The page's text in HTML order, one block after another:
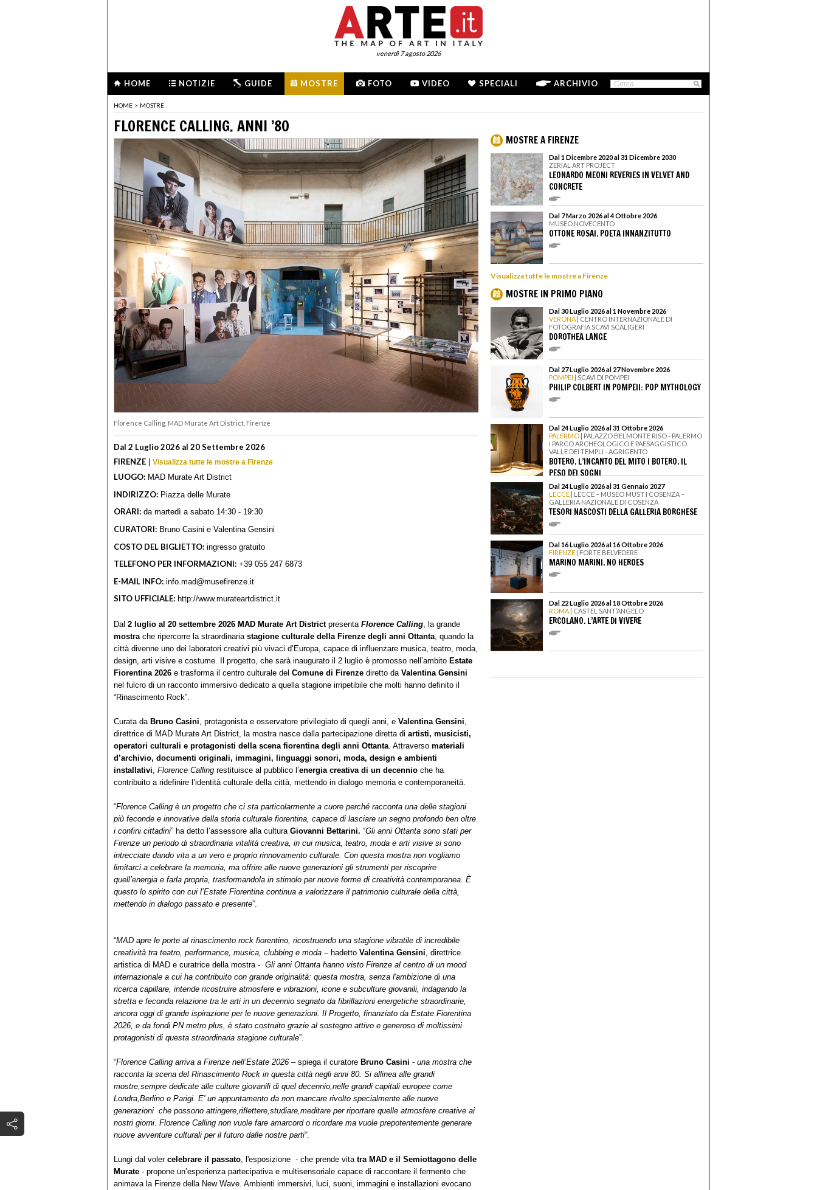
venerdì 7 agosto 2026
HOME NOTIZIE GUIDE MOSTRE FOTO VIDEO SPECIALI ARCHIVIO
HOME > MOSTRE
FLORENCE CALLING. ANNI ’80
Florence Calling, MAD Murate Art District, Firenze
Dal 2 Luglio 2026 al 20 Settembre 2026
FIRENZE | Visualizza tutte le mostre a Firenze
LUOGO: MAD Murate Art District
INDIRIZZO: Piazza delle Murate
ORARI: da martedì a sabato 14:30 - 19:30
CURATORI: Bruno Casini e Valentina Gensini
COSTO DEL BIGLIETTO: ingresso gratuito
TELEFONO PER INFORMAZIONI: +39 055 247 6873
E-MAIL INFO: info.mad@musefirenze.it
SITO UFFICIALE: http://www.murateartdistrict.it
Dal 2 luglio al 20 settembre 2026 MAD Murate Art Districtpresenta Florence Calling , la grande
mostra che ripercorre la straordinaria stagione culturale della Firenze degli anni Ottanta , quando la
città divenne uno dei laboratori creativi più vivaci d’Europa, capace di influenzare musica, teatro, moda,
design, arti visive e costume. Il progetto, che sarà inaugurato il 2 luglio è promosso nell’ambito Estate
Fiorentina 2026 e trasforma il centro culturale del Comune di Firenze diretto da Valentina Gensini
nel fulcro di un racconto immersivo dedicato a quella stagione irripetibile che molti hanno definito il
“Rinascimento Rock”.
Curata da Bruno Casini , protagonista e osservatore privilegiato di quegli anni, e Valentina Gensini
direttrice di MAD Murate Art District, la mostra nasce dalla partecipazione diretta di artisti, musicisti,
operatori culturali e protagonisti della scena fiorentina degli anni Ottanta . Attraverso materiali
d’archivio, documenti originali, immagini, linguaggi sonori, moda, design e ambienti
installativi Florence Calling restituisce al pubblico l’energia creativa di un decennio che ha
contribuito a ridefinire l’identità culturale della città, mettendo in dialogo memoria e contemporaneità.
“Florence Calling è un progetto che ci sta particolarmente a cuore perché racconta una delle stagioni
più feconde e innovative della storia culturale fiorentina, capace di lasciare un segno profondo ben oltre
i confini cittadini” ha detto l’assessore alla cultura Giovanni Bettarini. “Gli anni Ottanta sono stati per
Firenze un periodo di straordinaria vitalità creativa, in cui musica, teatro, moda e arti visive si sono
intrecciate dando vita a un vero e proprio rinnovamento culturale. Con questa mostra non vogliamo
limitarci a celebrare la memoria, ma offrire alle nuove generazioni gli strumenti per riscoprire
quell’energia e farla propria, trasformandola in stimolo per nuove forme di creatività contemporanea. È
questo lo spirito con cui l’Estate Fiorentina continua a valorizzare il patrimonio culturale della città,
mettendo in dialogo passato e presente”.
“MAD apre le porte al rinascimento rock fiorentino, ricostruendo una stagione vibratile di incredibile
creatività tra teatro, performance, musica, clubbing e moda – hadetto Valentina Gensini , direttrice
artistica di MAD e curatrice della mostra - Gli anni Ottanta hanno visto Firenze al centro di un mood
internazionale a cui ha contribuito con grande originalità: questa mostra, senza l'ambizione di una
ricerca capillare, intende ricostruire atmosfere e vibrazioni, icone e subculture giovanili, indagando la
stretta e feconda relazione tra le arti in un decennio segnato da fibrillazioni energetiche straordinarie,
ancora oggi di grande ispirazione per le nuove generazioni. Il Progetto, finanziato da Estate Fiorentina
2026, e da fondi PN metro plus, è stato costruito grazie al sostegno attivo e generoso di moltissimi
protagonisti di questa straordinaria stagione culturale”.
“Florence Calling arriva a Firenze nell’Estate 2026 – spiega il curatore Bruno Casini - una mostra che
racconta la scena del Rinascimento Rock in questa città negli anni 80. Si allinea alle grandi
mostre,sempre dedicate alle culture giovanili di quel decennio,nelle grandi capitali europee come
Londra,Berlino e Parigi. E' un appuntamento da non mancare rivolto specialmente alle nuove
generazioni che possono attingere,riflettere,studiare,meditare per riportare quelle atmosfere creative ai
nostri giorni Florence Calling non vuole fare amarcord o ricordare ma vuole prepotentemente generare
nuove avventure culturali per il futuro dalle nostre parti”.
Lungi dal volercelebrare il passato , l'esposizione - che prende vita tra MAD e il Semiottagono delle
Murate - propone un’esperienza partecipativa e multisensoriale capace di raccontare il fermento che
animava la Firenze della New Wave. Ambienti immersivi, luci, suoni, immagini e installazioni evocano
MOSTRE A FIRENZE
Dal 1 Dicembre 2020 al 31 Dicembre 2030
ZERIAL ART PROJECT
LEONARDO MEONI REVERIES IN VELVET AND
CONCRETE
Dal 7 Marzo 2026 al 4 Ottobre 2026
MUSEO NOVECENTO
OTTONE ROSAI. POETA INNANZITUTTO
Visualizza tutte le mostre a Firenze
MOSTRE IN PRIMO PIANO
Dal 30 Luglio 2026 al 1 Novembre 2026
VERONA | CENTRO INTERNAZIONALE DI
FOTOGRAFIA SCAVI SCALIGERI
DOROTHEA LANGE
Dal 27 Luglio 2026 al 27 Novembre 2026
POMPEI | SCAVI DI POMPEI
PHILIP COLBERT IN POMPEII: POP MYTHOLOGY
Dal 24 Luglio 2026 al 31 Ottobre 2026
PALERMO | PALAZZO BELMONTE RISO - PALERMO
I PARCO ARCHEOLOGICO E PAESAGGISTICO
VALLE DEI TEMPLI - AGRIGENTO
BOTERO. L’INCANTO DEL MITO I BOTERO. IL
PESO DEI SOGNI
Dal 24 Luglio 2026 al 31 Gennaio 2027
LECCE | LECCE – MUSEO MUST I COSENZA –
GALLERIA NAZIONALE DI COSENZA
TESORI NASCOSTI DELLA GALLERIA BORGHESE
Dal 16 Luglio 2026 al 16 Ottobre 2026
FIRENZE | FORTE BELVEDERE
MARINO MARINI. NO HEROES
Dal 22 Luglio 2026 al 18 Ottobre 2026
ROMA | CASTEL SANT’ANGELO
ERCOLANO. L’ARTE DI VIVERE